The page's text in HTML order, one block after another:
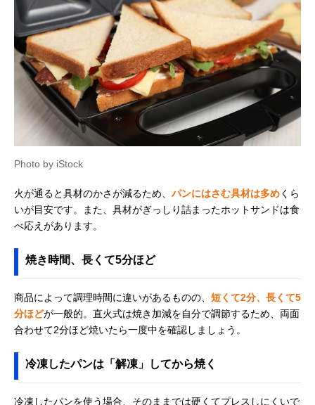
Photo by iStock
火が通ると具材のかさが減るため、 パンにはさむ具材は多めくら
いが目安です。また、具材がぎっしり詰まったホットサンドは食
べ応えがあります。
焼き時間、長くて5分ほど
商品によって調理時間に違いがあるものの、 短くて2分、長くて5
分ほどが一般的。直火式は焼き加減を自分で調節するため、両面
合わせて2分ほど焼いたら一度中を確認しましょう。
冷凍したパンは「解凍」してから焼く
冷凍したパンを使う場合、そのままでは硬くてプレスしにくいで